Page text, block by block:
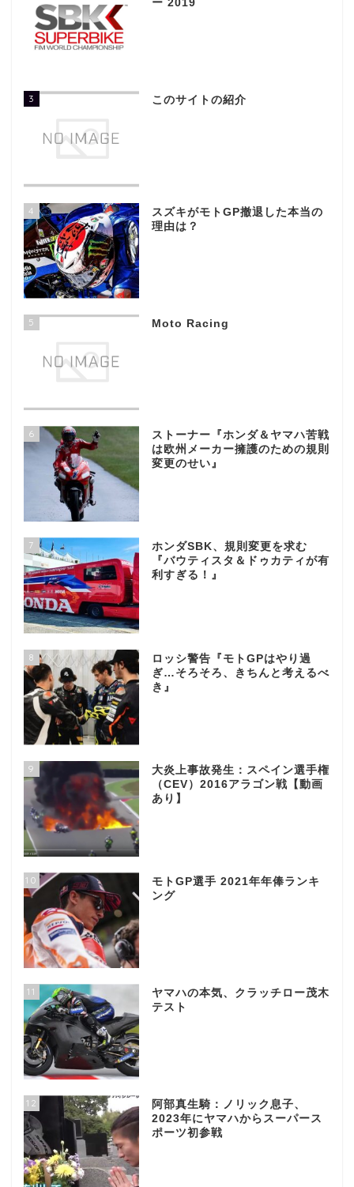
ー 2019
3 このサイトの紹介
4
スズキがモトGP撤退した本当の
理由は？
5 Moto Racing
6
ストーナー『ホンダ＆ヤマハ苦戦
は欧州メーカー擁護のための規則
変更のせい』
7
ホンダSBK、規則変更を求む
『バウティスタ＆ドゥカティが有
利すぎる！』
8
ロッシ警告『モトGPはやり過
ぎ…そろそろ、きちんと考えるべ
き』
9
大炎上事故発生：スペイン選手権
（CEV）2016アラゴン戦【動画
あり】
10
モトGP選手 2021年年俸ランキ
ング
11
ヤマハの本気、クラッチロー茂木
テスト
12
阿部真生騎：ノリック息子、
2023年にヤマハからスーパース
ポーツ初参戦